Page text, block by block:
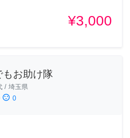
¥3,000
もお助け隊
/ 埼玉県
sentiment_dissatisfied 0